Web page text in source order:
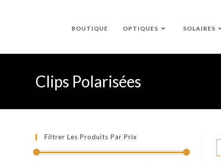
BOUTIQUE OPTIQUES SOLAIRES
Clips Polarisées
Filtrer Les Produits Par Prix